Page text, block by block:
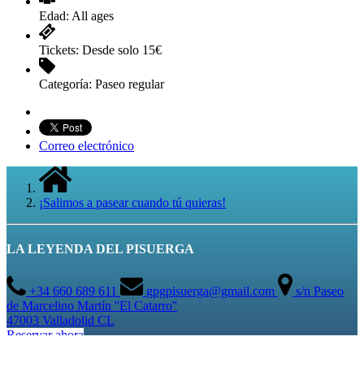
Edad: All ages
Tickets: Desde solo 15€
Categoría: Paseo regular
Correo electrónico
¡Salimos a pasear cuando tú quieras!
LA LEYENDA DEL PISUERGA
+34 660 689 611 gpgpisuerga@gmail.com
s/n Paseo
de Marcelino Martín ''El Catarro''
47003 Valladolid CL
Reservar ahora